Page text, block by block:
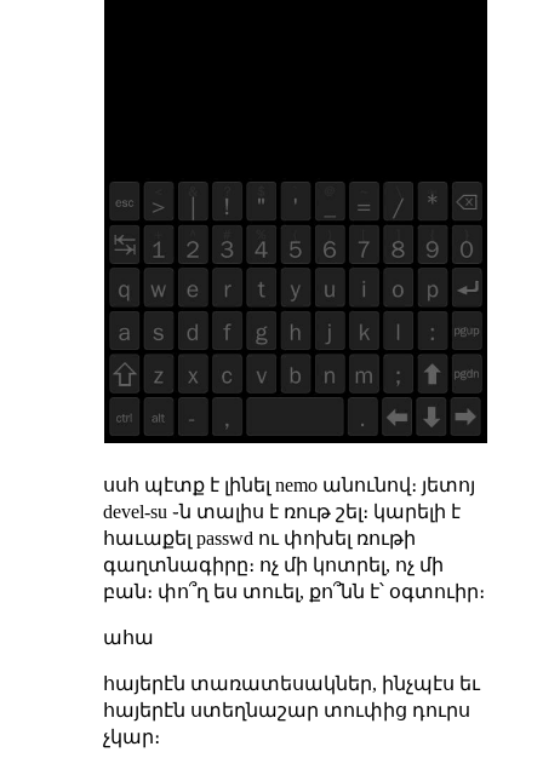
սսհ պէտք է լինել nemo անունով։ յետոյ
devel-su ֊ն տալիս է ռութ շել։ կարելի է
հաւաքել passwd ու փոխել ռութի
գաղտնագիրը։ ոչ մի կոտրել, ոչ մի
բան։ փո՞ղ ես տուել, քո՞նն է՝ օգտուիր։
ահա
հայերէն տառատեսակներ, ինչպէս եւ
հայերէն ստեղնաշար տուփից դուրս
չկար։